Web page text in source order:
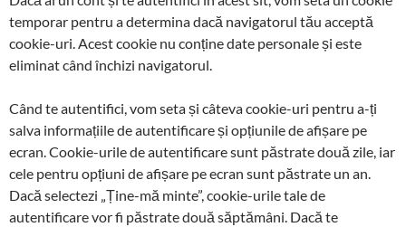
temporar pentru a determina dacă navigatorul tău acceptă
cookie-uri. Acest cookie nu conține date personale și este
eliminat când închizi navigatorul.
Când te autentifici, vom seta și câteva cookie-uri pentru a-ți
salva informațiile de autentificare și opțiunile de afișare pe
ecran. Cookie-urile de autentificare sunt păstrate două zile, iar
cele pentru opțiuni de afișare pe ecran sunt păstrate un an.
Dacă selectezi „Ține-mă minte”, cookie-urile tale de
autentificare vor fi păstrate două săptămâni. Dacă te